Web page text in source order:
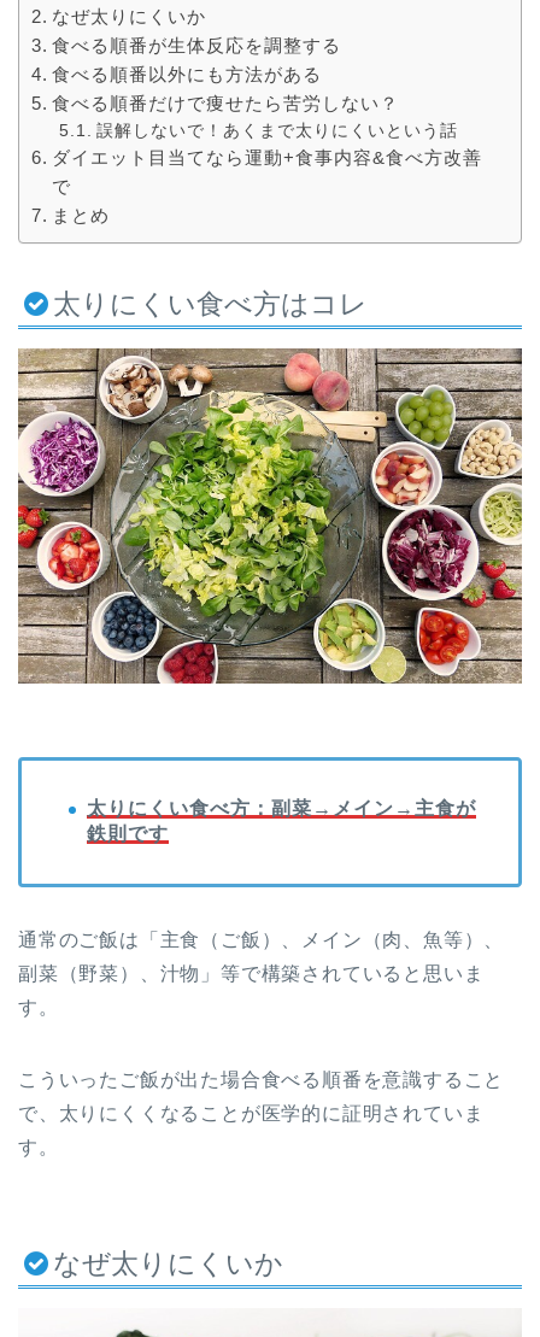
なぜ太りにくいか
食べる順番が生体反応を調整する
食べる順番以外にも方法がある
食べる順番だけで痩せたら苦労しない？
誤解しないで！あくまで太りにくいという話
ダイエット目当てなら運動+食事内容&食べ方改善
で
まとめ
太りにくい食べ方はコレ
太りにくい食べ方：副菜 → メイン → 主食が
鉄則です
通常のご飯は「主食（ご飯）、メイン（肉、魚等）、
副菜（野菜）、汁物」等で構築されていると思いま
す。
こういったご飯が出た場合食べる順番を意識すること
で、太りにくくなることが医学的に証明されていま
す。
なぜ太りにくいか